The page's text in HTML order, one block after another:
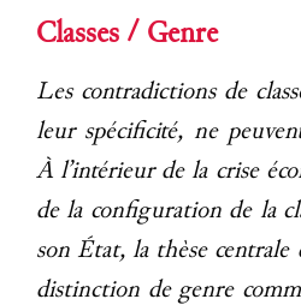
Classes / Genre
Les contradictions de
leur spécificité, ne
À l’intérieur de la crise
de la configuration de la
son État, la thèse centrale
distinction de genre